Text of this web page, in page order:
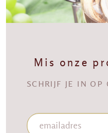
Mis onze
SCHRIJF JE IN OP